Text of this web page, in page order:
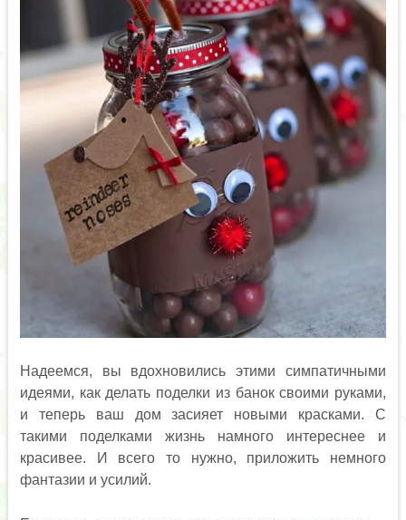
Надеемся, вы вдохновились этими симпатичными
идеями, как делать поделки из банок своими руками,
и теперь ваш дом засияет новыми красками. С
такими поделками жизнь намного интереснее и
красивее. И всего то нужно, приложить немного
фантазии и усилий.